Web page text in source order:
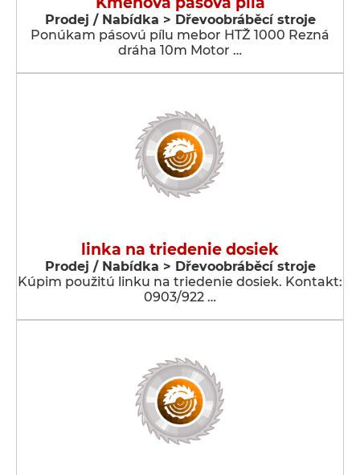
Prodej / Nabídka > Dřevoobráběcí stroje
Ponúkam pásovú pílu mebor HTŽ 1000 Rezná
dráha 10m Motor …
linka na triedenie dosiek
Prodej / Nabídka > Dřevoobráběcí stroje
Kúpim použitú linku na triedenie dosiek. Kontakt:
0903/922 …